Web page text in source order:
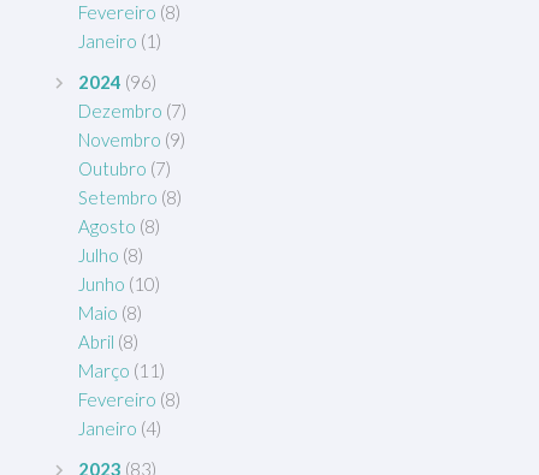
Fevereiro (8)
Janeiro (1)
2024 (96)
Dezembro (7)
Novembro (9)
Outubro (7)
Setembro (8)
Agosto (8)
Julho (8)
Junho (10)
Maio (8)
Abril (8)
Março (11)
Fevereiro (8)
Janeiro (4)
2023 (83)